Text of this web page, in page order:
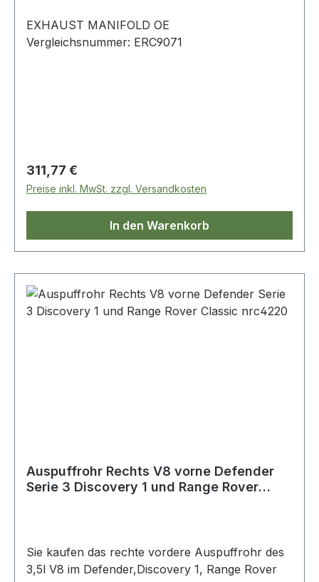
EXHAUST MANIFOLD OE
Vergleichsnummer: ERC9071
Regulärer Preis:
311,77 €
Preise inkl. MwSt. zzgl. Versandkosten
In den Warenkorb
Auspuffrohr Rechts V8 vorne Defender
Serie 3 Discovery 1 und Range Rover
Sie kaufen das rechte vordere Auspuffrohr des
3,5l V8 im Defender,Discovery 1, Range Rover